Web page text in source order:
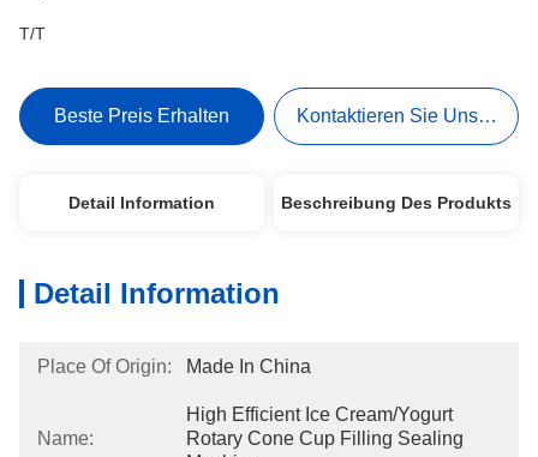
T/T
Beste Preis Erhalten Kontaktieren Sie Uns Jetzt
Detail Information Beschreibung Des Produkts
Detail Information
Place Of Origin: Made In China
Name:
High Efficient Ice Cream/yogurt
Rotary Cone Cup Filling Sealing